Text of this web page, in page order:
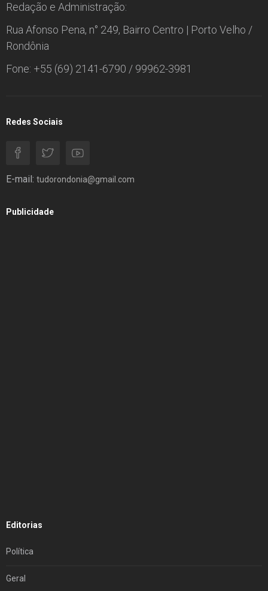
Redação e Administração:
Rua Afonso Pena, n° 249, Bairro Centro | Porto Velho /
Rondônia
Fone: +55 (69) 2141-6790 / 99962-3981
Redes Sociais
E-mail: tudorondonia@gmail.com
Publicidade
Editorias
Política
Geral